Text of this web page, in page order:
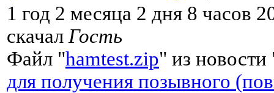
1 год 2 месяца 2 дня 8 часов
скачал Гость
Файл "hamtest.zip" из новости
для получения позывного